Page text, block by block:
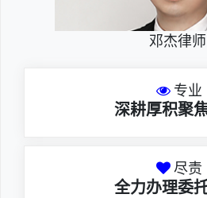
邓杰律师
专业
深耕厚积聚
尽责
全力办理委